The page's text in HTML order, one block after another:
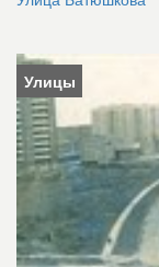
Улицы